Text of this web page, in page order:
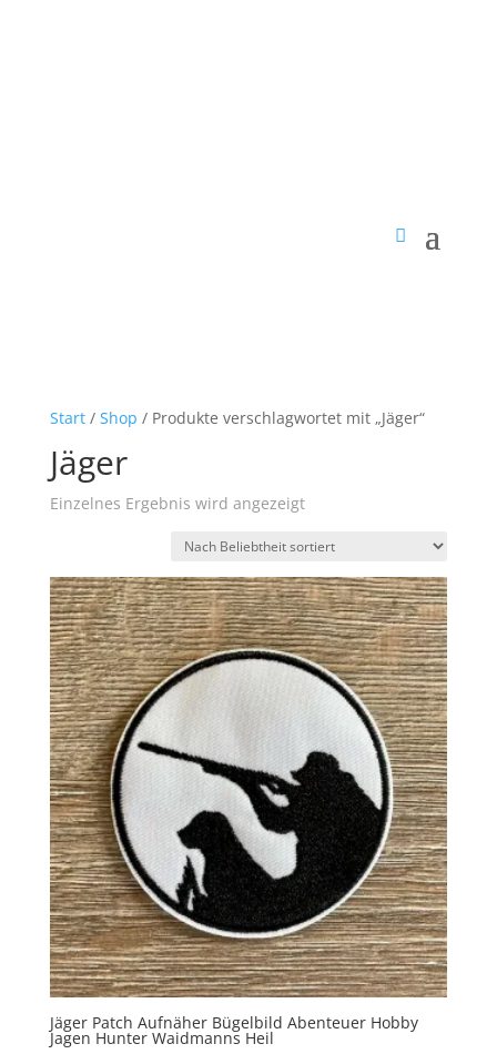
Start/ Shop / Produkte verschlagwortet mit „Jäger“
Jäger
Einzelnes Ergebnis wird angezeigt
Jäger Patch Aufnäher Bügelbild Abenteuer Hobby
Jagen Hunter Waidmanns Heil